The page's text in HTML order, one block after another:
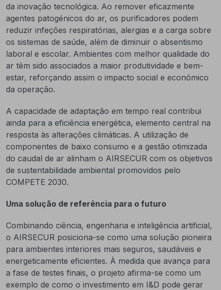
da inovação tecnológica. Ao remover eficazmente
agentes patogénicos do ar, os purificadores podem
reduzir infeções respiratórias, alergias e a carga sobre
os sistemas de saúde, além de diminuir o absentismo
laboral e escolar. Ambientes com melhor qualidade do
ar têm sido associados a maior produtividade e bem-
estar, reforçando assim o impacto social e económico
da operação.
A capacidade de adaptação em tempo real contribui
ainda para a eficiência energética, elemento central na
resposta às alterações climáticas. A utilização de
componentes de baixo consumo e a gestão otimizada
do caudal de ar alinham o AIRSECUR com os objetivos
de sustentabilidade ambiental promovidos pelo
COMPETE 2030.
Uma solução de referência para o futuro
Combinando ciência, engenharia e inteligência artificial,
o AIRSECUR posiciona-se como uma solução pioneira
para ambientes interiores mais seguros, saudáveis e
energeticamente eficientes. À medida que avança para
a fase de testes finais, o projeto afirma-se como um
exemplo de como o investimento em I&D pode gerar